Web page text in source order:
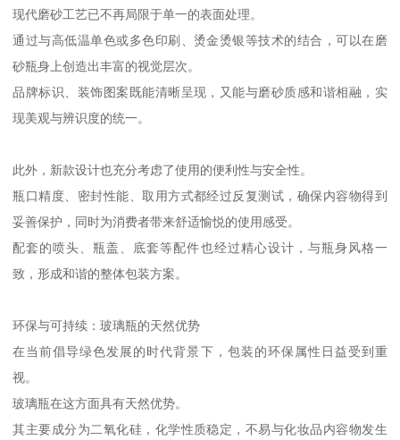
现代磨砂工艺已不再局限于单一的表面处理。
通过与高低温单色或多色印刷、烫金烫银等技术的结合，可以在磨
砂瓶身上创造出丰富的视觉层次。
品牌标识、装饰图案既能清晰呈现，又能与磨砂质感和谐相融，实
现美观与辨识度的统一。
此外，新款设计也充分考虑了使用的便利性与安全性。
瓶口精度、密封性能、取用方式都经过反复测试，确保内容物得到
妥善保护，同时为消费者带来舒适愉悦的使用感受。
配套的喷头、瓶盖、底套等配件也经过精心设计，与瓶身风格一
致，形成和谐的整体包装方案。
环保与可持续：玻璃瓶的天然优势
在当前倡导绿色发展的时代背景下，包装的环保属性日益受到重
视。
玻璃瓶在这方面具有天然优势。
其主要成分为二氧化硅，化学性质稳定，不易与化妆品内容物发生